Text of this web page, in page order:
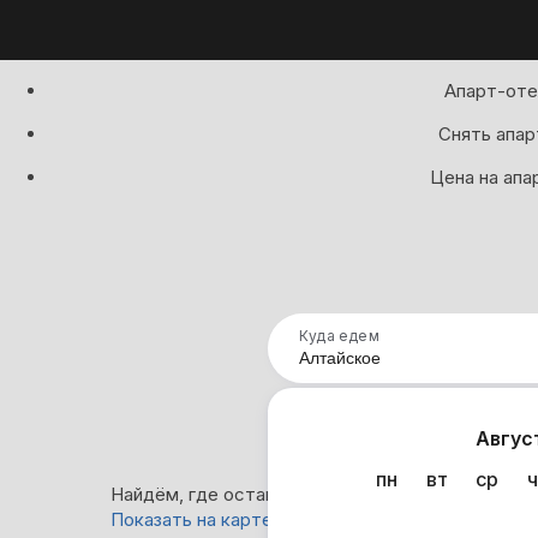
Апарт-
Снять
Цена на
Куда едем
пн
вт ср
Найдём, где остановиться в Алтайском: 0
Показать на карте